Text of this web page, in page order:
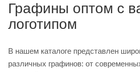
Графины оптом с
логотипом
В нашем каталоге представлен
различных графинов: от